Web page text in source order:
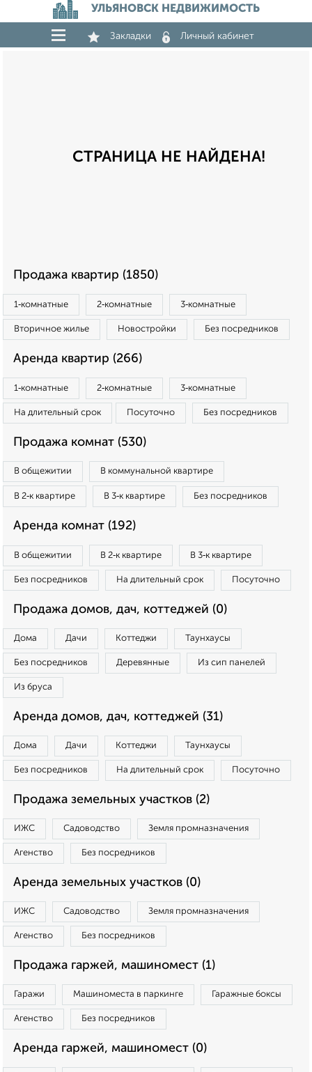
УЛЬЯНОВСК НЕДВИЖИМОСТЬ
Закладки Личный кабинет
СТРАНИЦА НЕ НАЙДЕНА!
Продажа квартир (1850)
1‑комнатные 2‑комнатные 3‑комнатные
Вторичное жилье Новостройки Без посредников
Аренда квартир (266)
1‑комнатные 2‑комнатные 3‑комнатные
На длительный срок Посуточно Без посредников
Продажа комнат (530)
В общежитии В коммунальной квартире
В 2‑к квартире В 3‑к квартире Без посредников
Аренда комнат (192)
В общежитии В 2‑к квартире В 3‑к квартире
Без посредников На длительный срок Посуточно
Продажа домов, дач, коттеджей (0)
Дома Дачи Коттеджи Таунхаусы
Без посредников Деревянные Из сип панелей
Из бруса
Аренда домов, дач, коттеджей (31)
Дома Дачи Коттеджи Таунхаусы
Без посредников На длительный срок Посуточно
Продажа земельных участков (2)
ИЖС Садоводство Земля промназначения
Агенство Без посредников
Аренда земельных участков (0)
ИЖС Садоводство Земля промназначения
Агенство Без посредников
Продажа гаржей, машиномест (1)
Гаражи Машиноместа в паркинге Гаражные боксы
Агенство Без посредников
Аренда гаржей, машиномест (0)